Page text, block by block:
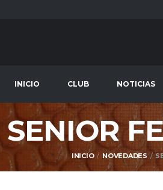
INICIO CLUB NOTICIAS
SENIOR
INICIO NOVEDADES